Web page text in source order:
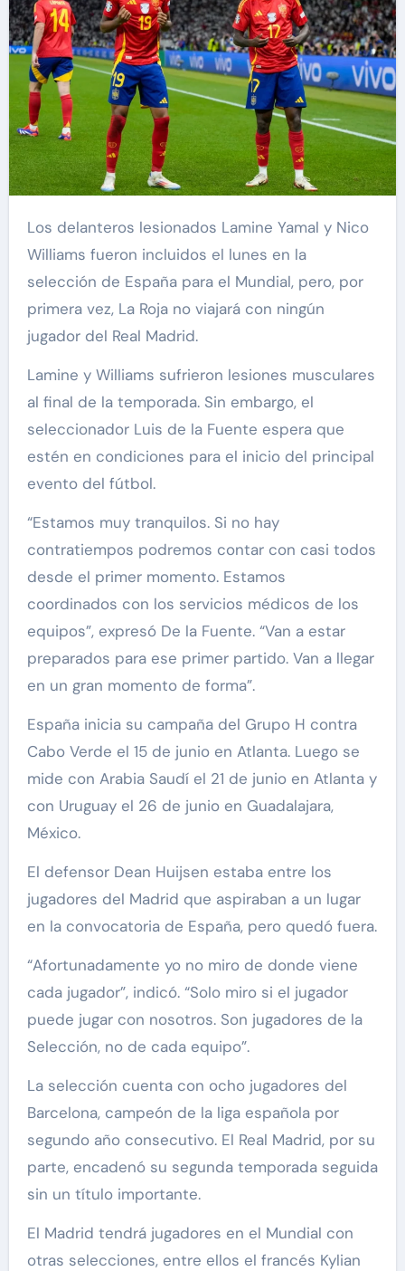
Los delanteros lesionados Lamine Yamal y Nico
Williams fueron incluidos el lunes en la
selección de España para el Mundial, pero, por
primera vez, La Roja no viajará con ningún
jugador del Real Madrid.
Lamine y Williams sufrieron lesiones musculares
al final de la temporada. Sin embargo, el
seleccionador Luis de la Fuente espera que
estén en condiciones para el inicio del principal
evento del fútbol.
“Estamos muy tranquilos. Si no hay
contratiempos podremos contar con casi todos
desde el primer momento. Estamos
coordinados con los servicios médicos de los
equipos”, expresó De la Fuente. “Van a estar
preparados para ese primer partido. Van a llegar
en un gran momento de forma”.
España inicia su campaña del Grupo H contra
Cabo Verde el 15 de junio en Atlanta. Luego se
mide con Arabia Saudí el 21 de junio en Atlanta y
con Uruguay el 26 de junio en Guadalajara,
México.
El defensor Dean Huijsen estaba entre los
jugadores del Madrid que aspiraban a un lugar
en la convocatoria de España, pero quedó fuera.
“Afortunadamente yo no miro de donde viene
cada jugador”, indicó. “Solo miro si el jugador
puede jugar con nosotros. Son jugadores de la
Selección, no de cada equipo”.
La selección cuenta con ocho jugadores del
Barcelona, campeón de la liga española por
segundo año consecutivo. El Real Madrid, por su
parte, encadenó su segunda temporada seguida
sin un título importante.
El Madrid tendrá jugadores en el Mundial con
otras selecciones, entre ellos el francés Kylian